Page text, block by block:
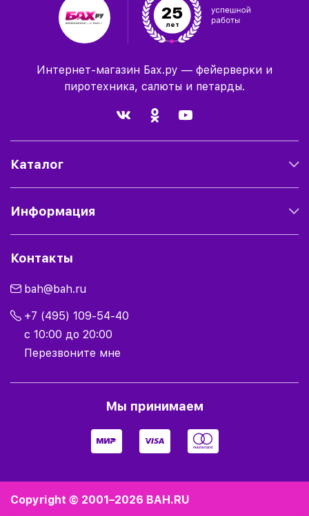
25
лет
Интернет-магазин Бах.ру — фейерверки и
пиротехника, салюты и петарды.
Каталог
Информация
Контакты
bah@bah.ru
+7 (495) 109-54-40
с 10:00 до 20:00
Перезвоните мне
Мы принимаем
Copyright © 2001–2026 BAH.RU